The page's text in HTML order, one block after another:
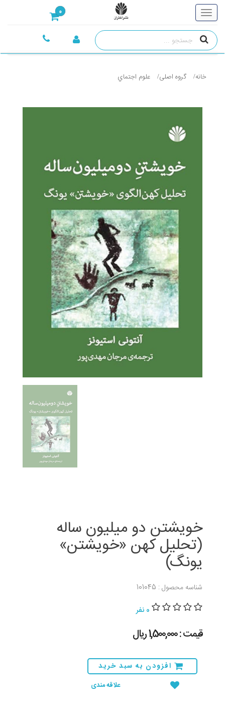
0
خانه گروه اصلی علوم اجتماي
خویشتن دو میلیون ساله
(تحلیل کهن «خویشتن»
یونگ)
شناسه محصول : 101045
0 نفر
قیمت : 1,500,000 ريال
افزودن به سبد خرید
علاقه مندی